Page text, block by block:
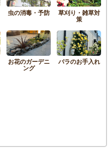
虫の消毒・予防 草刈り・雑草対
策
お花のガーデニ
ング
バラのお手入れ